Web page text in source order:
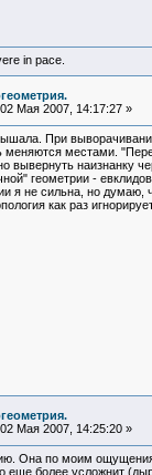
in pace.
02 Мая 2007, 14:17:27 »
При
меняются местами.
наизнанку
геометрии -
я не сильна, но думаю,
как раз
02 Мая 2007, 14:25:20 »
Она по моим
еще более усложнит